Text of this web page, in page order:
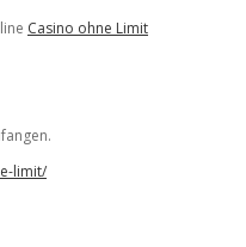
Casino ohne Limit
limit/